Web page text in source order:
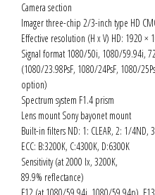
Camera section
Imager three-chip 2/3-inch type HD
Effective resolution (H x V) HD: 1920 ×
Signal format 1080/50i, 1080/59.94i,
(1080/23.98PsF, 1080/24PsF, 1080/
option)
Spectrum system F1.4 prism
Lens mount Sony bayonet mount
Built-in filters ND: 1: CLEAR, 2: 1/4ND,
ECC: B:3200K, C:4300K, D:6300K
Sensitivity (at 2000 lx, 3200K,
89.9% reflectance)